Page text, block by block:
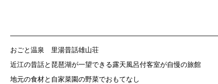
おごと温泉 里湯昔話雄山荘
近江の昔話と琵琶湖が一望できる露天風呂付客室が自慢の旅館
地元の食材と自家菜園の野菜でおもてなし